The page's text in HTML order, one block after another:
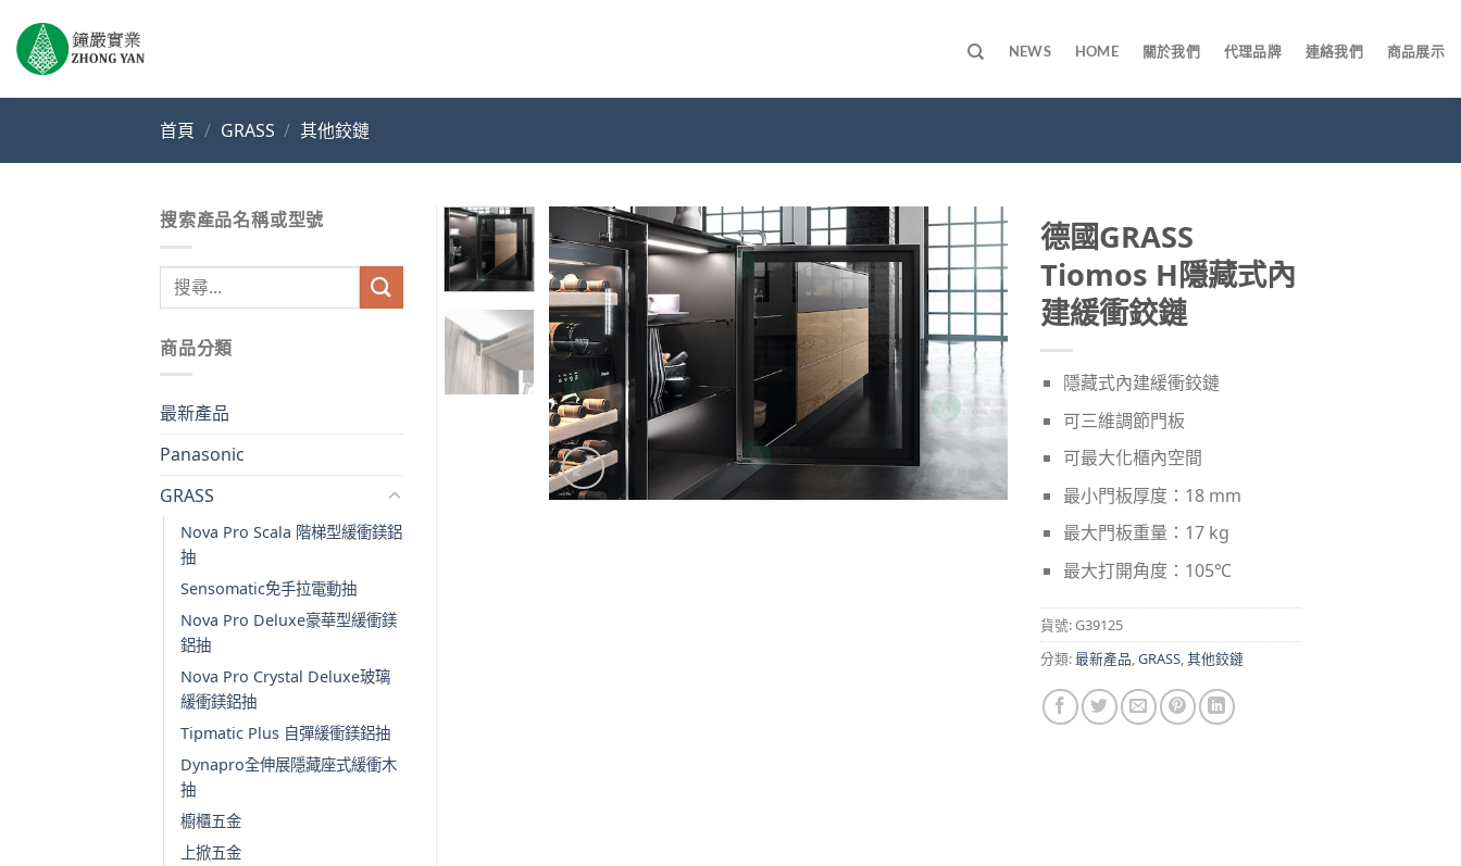
content
NEWS HOME 關於我們 代理品牌 連絡我們 商品展示
首頁 / GRASS / 其他鉸鏈
德國GRASS
Tiomos H隱藏式內
建緩衝鉸鏈
隱藏式內建緩衝鉸鏈
可三維調節門板
可最大化櫃內空間
最小門板厚度：18 mm
最大門板重量：17 kg
最大打開角度：105℃
貨號:G39125
分類:最新產品,GRASS,其他鉸鏈
搜索產品名稱或型號
鍵
字:
商品分類
最新產品
Panasonic
GRASS
Nova Pro Scala 階梯型緩衝鎂鋁
抽
Sensomatic免手拉電動抽
Nova Pro Deluxe豪華型緩衝鎂
鋁抽
Nova Pro Crystal Deluxe玻璃
緩衝鎂鋁抽
Tipmatic Plus 自彈緩衝鎂鋁抽
Dynapro全伸展隱藏座式緩衝木
抽
櫥櫃五金
上掀五金